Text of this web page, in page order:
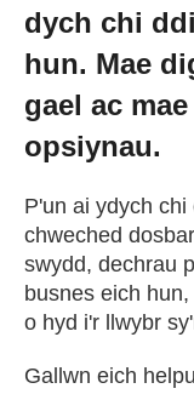
Gweithio i ni
Trefnu
dych chi
hun. Mae
gael ac
opsiynau.
P'un ai ydych
chweched
swydd, dechrau
busnes eich
o hyd i'r llwybr
Gallwn eich